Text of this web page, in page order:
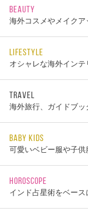
BEAUTY
海外コスメやメイクア
LIFESTYLE
オシャレな海外イン
TRAVEL
海外旅行、ガイドブ
BABY KIDS
可愛いベビー服や子
HOROSCOPE
インド占星術をベース